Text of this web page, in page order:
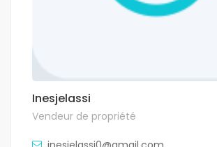
Inesjelassi
Vendeur de propriété